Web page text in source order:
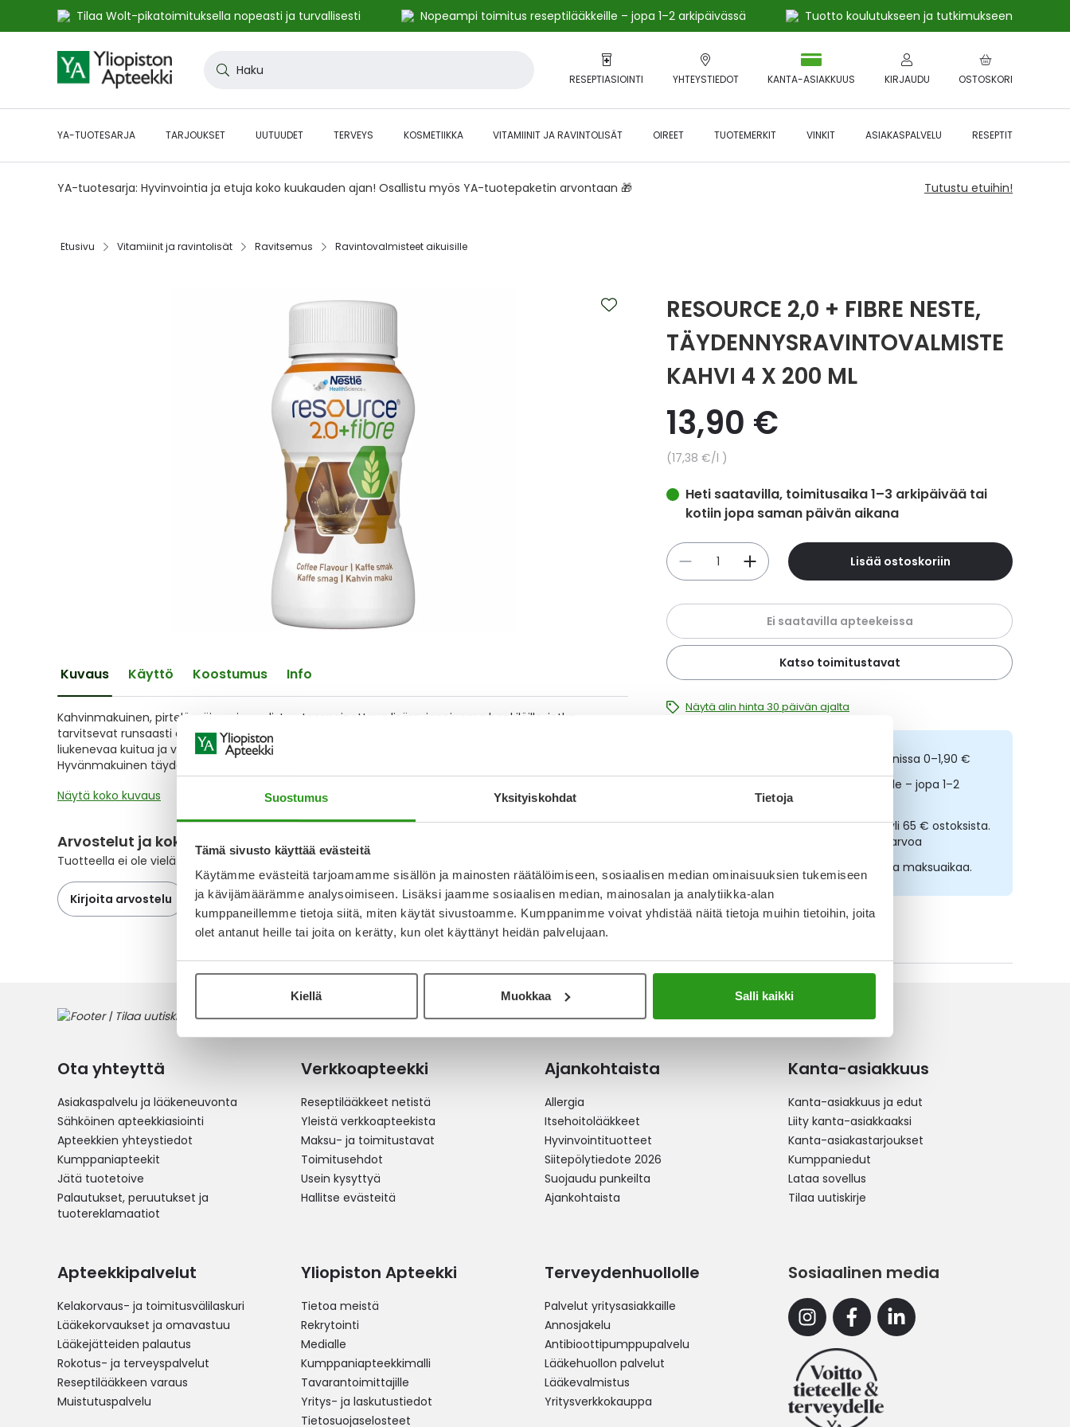
Suostumus Yksityiskohdat Tietoja
Tämä sivusto käyttää evästeitä
Käytämme evästeitä tarjoamamme sisällön ja mainosten räätälöimiseen, sosiaalisen median ominaisuuksien tukemiseen
ja kävijämäärämme analysoimiseen. Lisäksi jaamme sosiaalisen median, mainosalan ja analytiikka-alan
kumppaneillemme tietoja siitä, miten käytät sivustoamme. Kumppanimme voivat yhdistää näitä tietoja muihin tietoihin, joita
olet antanut heille tai joita on kerätty, kun olet käyttänyt heidän palvelujaan.
Kiellä Muokkaa Salli kaikki
Tilaa Wolt-pikatoimituksella nopeasti ja turvallisesti Nopeampi toimitus reseptilääkkeille – jopa 1–2 arkipäivässä
Tuotto koulutukseen ja tutkimukseen
to
Content
RESEPTIASIOINTI YHTEYSTIEDOT OSTOSKORI
KANTA-ASIAKKUUS KIRJAUDU
YA-TUOTESARJA TARJOUKSET UUTUUDET TERVEYS KOSMETIIKKA VITAMIINIT JA RAVINTOLISÄT OIREET TUOTEMERKIT VINKIT ASIAKASPALVELU RESEPTIT
YA-tuotesarja: Hyvinvointia ja etuja koko kuukauden ajan! Osallistu myös YA-tuotepaketin arvontaan 🎁 Tutustu etuihin!
Etusivu‎ Vitamiinit ja ravintolisät‎ Ravitsemus‎ Ravintovalmisteet aikuisille‎
the
the
images
gallery
Kuvaus Käyttö Koostumus Info
Kahvinmakuinen, pirtelömäinen ja suolistoa tasapainottava lisäravinnejuoma henkilöille, jotka
tarvitsevat runsaasti energiaa ja ravintoaineita. Resource 2.0 Fibre on proteiinirikas juoma, joka sisältää
liukenevaa kuitua ja vahvistaa suoliston bakteeritasapainoa sekä tasapainottaa vatsan toimintaa.
Hyvänmakuinen täydennysravintojuoma vähentää suoliston infektioiden riskiä sekä
Näytä koko kuvaus
Arvostelut ja kokemuksia
Tuotteella ei ole vielä yhtään arvostelua.
Kirjoita arvostelu
RESOURCE 2,0 + FIBRE NESTE,
TÄYDENNYSRAVINTOVALMISTE
KAHVI 4 X 200 ML
13,90 €
Yksikköhinta
17,38 €/l
Heti saatavilla, toimitusaika 1–3 arkipäivää tai
kotiin jopa saman päivän aikana
Määrä
Lisää ostoskoriin
Ei saatavilla apteekeissa
Katso toimitustavat
Näytä alin hinta 30 päivän ajalta
Tilaa netistä, nouda kolmessa tunnissa 0–1,90 €
Nopeampi toimitus reseptilääkkeille – jopa 1–2
arkipäivässä
Ilmainen toimitus noutopisteisiin yli 65 € ostoksista.
Lääkkeet eivät kerrytä ostoskorin arvoa
Osta nyt, saat 45 päivää korotonta maksuaikaa.
Ota yhteyttä
Asiakaspalvelu ja lääkeneuvonta
Sähköinen apteekkiasiointi
Apteekkien yhteystiedot
Kumppaniapteekit
Jätä tuotetoive
Palautukset, peruutukset ja
tuotereklamaatiot
Verkkoapteekki
Reseptilääkkeet netistä
Yleistä verkkoapteekista
Maksu- ja toimitustavat
Toimitusehdot
Usein kysyttyä
Hallitse evästeitä
Ajankohtaista
Allergia
Itsehoitolääkkeet
Hyvinvointituotteet
Siitepölytiedote 2026
Suojaudu punkeilta
Ajankohtaista
Kanta-asiakkuus
Kanta-asiakkuus ja edut
Liity kanta-asiakkaaksi
Kanta-asiakastarjoukset
Kumppaniedut
Lataa sovellus
Tilaa uutiskirje
Apteekkipalvelut
Kelakorvaus- ja toimitusvälilaskuri
Lääkekorvaukset ja omavastuu
Lääkejätteiden palautus
Rokotus- ja terveyspalvelut
Reseptilääkkeen varaus
Muistutuspalvelu
Yliopiston Apteekki
Tietoa meistä
Rekrytointi
Medialle
Kumppaniapteekkimalli
Tavarantoimittajille
Yritys- ja laskutustiedot
Tietosuojaselosteet
Terveydenhuollolle
Palvelut yritysasiakkaille
Annosjakelu
Antibioottipumppupalvelu
Lääkehuollon palvelut
Lääkevalmistus
Yritysverkkokauppa
Sosiaalinen media
InstagramFacebookLinkedin